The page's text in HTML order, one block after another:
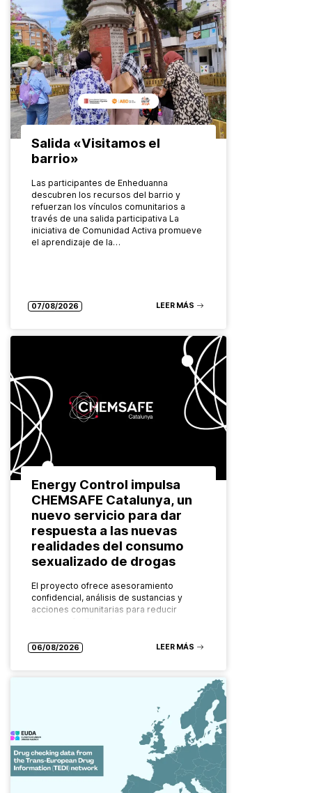
Salida «Visitamos el
barrio»
Las participantes de Enheduanna
descubren los recursos del barrio y
refuerzan los vínculos comunitarios a
través de una salida participativa La
iniciativa de Comunidad Activa promueve
el aprendizaje de la…
07/08/2026 LEER MÁS
Energy Control impulsa
CHEMSAFE Catalunya, un
nuevo servicio para dar
respuesta a las nuevas
realidades del consumo
sexualizado de drogas
El proyecto ofrece asesoramiento
confidencial, análisis de sustancias y
acciones comunitarias para reducir
de drogas evolucionan constantemente.
06/08/2026 LEER MÁS